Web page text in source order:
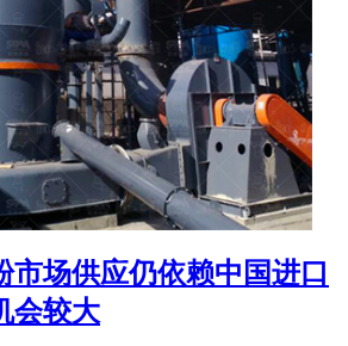
市场供应仍依赖中国进口
会较大